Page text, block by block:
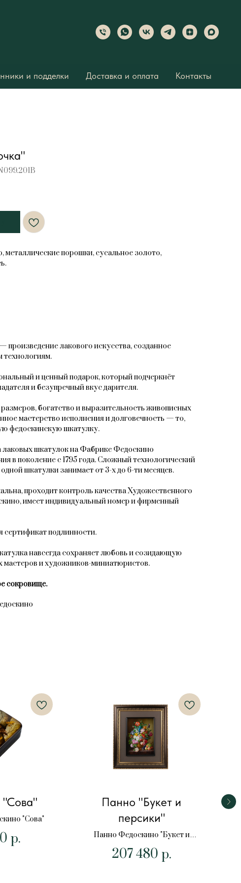
и подделки Доставка и оплата Контакты
металлические порошки, сусальное золото,
лакового искусства, созданное
технологиям.
и ценный подарок, который подчеркнёт
и безупречный вкус дарителя.
богатство и выразительность живописных
мастерство исполнения и долговечность — то,
федоскинскую шкатулку.
лаковых шкатулок на Фабрике Федоскино
в поколение с 1795 года. Сложный технологический
шкатулки занимает от 3-х до 6-ти месяцев.
проходит контроль качества Художественного
имеет индивидуальный номер и фирменный
сертификат подлинности.
навсегда сохраняет любовь и созидающую
мастеров и художников-миниатюристов.
сокровище.
"Сова"
"Сова"
р.
Панно "Букет и
персики"
Панно Федоскино "Букет и
персики"
207 480 р.